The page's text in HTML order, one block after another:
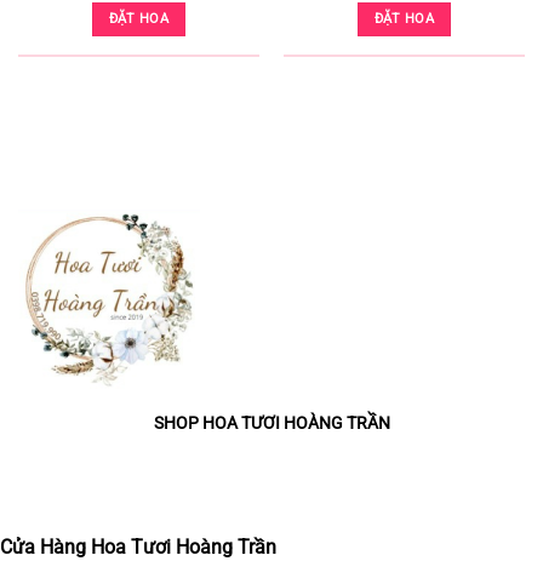
ĐẶT HOA ĐẶT HOA
SHOP HOA TƯƠI HOÀNG TRẦN
Cửa Hàng Hoa Tươi Hoàng Trần